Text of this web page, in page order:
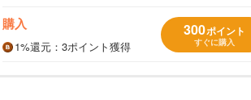
購入
1%還元 ：3ポイント獲得
300ポイント
すぐに購入